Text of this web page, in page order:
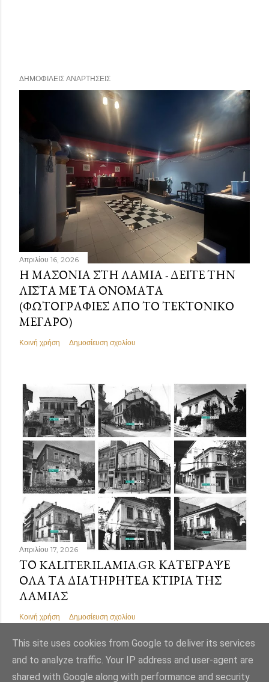
ΔΗΜΟΦΙΛΕΊΣ ΑΝΑΡΤΉΣΕΙΣ
Απριλίου 16, 2026
Η ΜΑΣΟΝΊΑ ΣΤΗ ΛΑΜΊΑ - ΔΕΊΤΕ ΤΗΝ
ΛΊΣΤΑ ΜΕ ΤΑ ΟΝΌΜΑΤΑ
(ΦΩΤΟΓΡΑΦΊΕΣ ΑΠΌ ΤΟ ΤΕΚΤΟΝΙΚΌ
ΜΈΓΑΡΟ)
Κοινή χρήση Δημοσίευση σχολίου
Απριλίου 17, 2026
ΤΟ KALITERILAMIA.GR ΚΑΤΈΓΡΑΨΕ
ΌΛΑ ΤΑ ΔΙΑΤΗΡΗΤΈΑ ΚΤΊΡΙΑ ΤΗΣ
ΛΑΜΊΑΣ
Κοινή χρήση Δημοσίευση σχολίου
This site uses cookies from Google to deliver its services
and to analyze traffic. Your IP address and user-agent are
shared with Google along with performance and security